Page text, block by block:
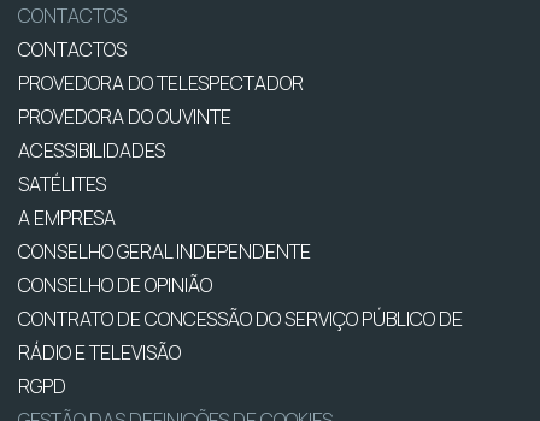
CONTACTOS
CONTACTOS
PROVEDORA DO TELESPECTADOR
PROVEDORA DO OUVINTE
ACESSIBILIDADES
SATÉLITES
A EMPRESA
CONSELHO GERAL INDEPENDENTE
CONSELHO DE OPINIÃO
CONTRATO DE CONCESSÃO DO SERVIÇO PÚBLICO DE
RÁDIO E TELEVISÃO
RGPD